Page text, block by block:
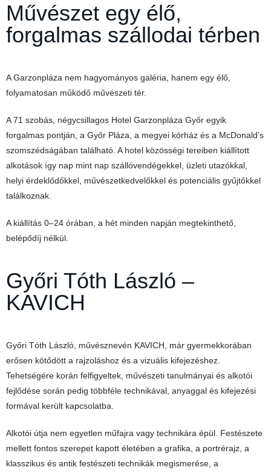
Művészet egy élő,
forgalmas szállodai térben
A Garzonpláza nem hagyományos galéria, hanem egy élő,
folyamatosan működő művészeti tér.
A 71 szobás, négycsillagos Hotel Garzonpláza Győr egyik
forgalmas pontján, a Győr Pláza, a megyei kórház és a McDonald’s
szomszédságában található. A hotel közösségi tereiben kiállított
alkotások így nap mint nap szállóvendégekkel, üzleti utazókkal,
helyi érdeklődőkkel, művészetkedvelőkkel és potenciális gyűjtőkkel
találkoznak.
A kiállítás 0–24 órában, a hét minden napján megtekinthető,
belépődíj nélkül.
Győri Tóth László –
KAVICH
Győri Tóth László, művésznevén KAVICH, már gyermekkorában
erősen kötődött a rajzoláshoz és a vizuális kifejezéshez.
Tehetségére korán felfigyeltek, művészeti tanulmányai és alkotói
fejlődése során pedig többféle technikával, anyaggal és kifejezési
formával került kapcsolatba.
Alkotói útja nem egyetlen műfajra vagy technikára épül. Festészete
mellett fontos szerepet kapott életében a grafika, a portrérajz, a
klasszikus és antik festészeti technikák megismerése, a